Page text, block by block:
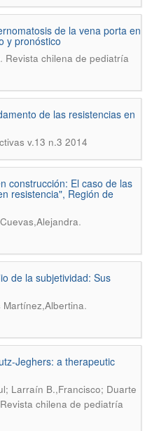
de la vena porta en
y pronóstico
. Revista chilena de pediatría
de las resistencias en
v.13 n.3 2014
construcción: El caso de las
resistencia", Región de
.
de la subjetividad: Sus
.
Jeghers: a therapeutic
Larraín B.,Francisco; Duarte
Revista chilena de pediatría